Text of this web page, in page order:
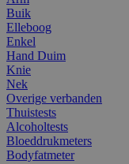
Buik
Elleboog
Enkel
Hand Duim
Knie
Nek
Overige verbanden
Thuistests
Alcoholtests
Bloeddrukmeters
Bodyfatmeter